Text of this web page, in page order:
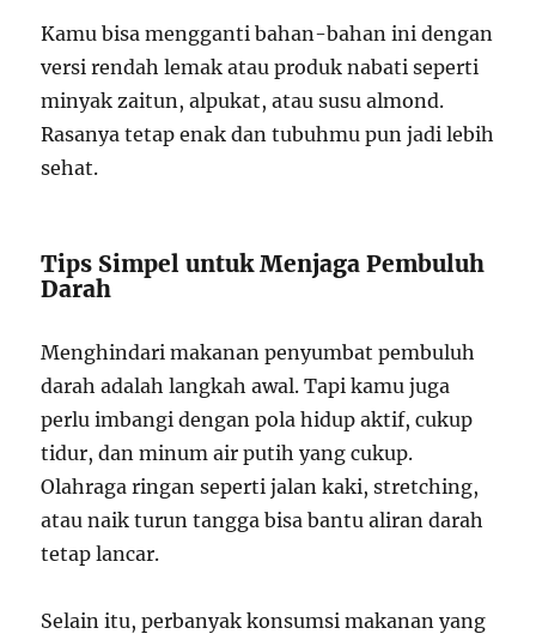
Kamu bisa mengganti bahan-bahan ini dengan
versi rendah lemak atau produk nabati seperti
minyak zaitun, alpukat, atau susu almond.
Rasanya tetap enak dan tubuhmu pun jadi lebih
sehat.
Tips Simpel untuk Menjaga Pembuluh
Darah
Menghindari makanan penyumbat pembuluh
darah adalah langkah awal. Tapi kamu juga
perlu imbangi dengan pola hidup aktif, cukup
tidur, dan minum air putih yang cukup.
Olahraga ringan seperti jalan kaki, stretching,
atau naik turun tangga bisa bantu aliran darah
tetap lancar.
Selain itu, perbanyak konsumsi makanan yang